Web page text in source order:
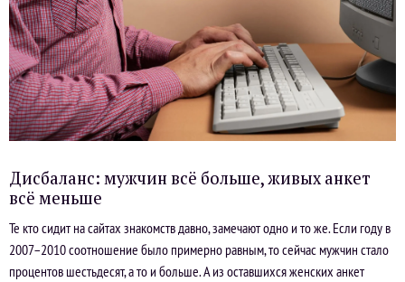
Дисбаланс: мужчин всё больше, живых анкет
всё меньше
Те кто сидит на сайтах знакомств давно, замечают одно и то же. Если году в
2007–2010 соотношение было примерно равным, то сейчас мужчин стало
процентов шестьдесят, а то и больше. А из оставшихся женских анкет